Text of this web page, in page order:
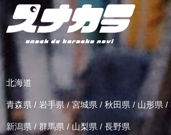
北海道
青森県 / 岩手県/宮城県 / 秋田県 / 山形県 /
新潟県 / 群馬県 / 山梨県 / 長野県